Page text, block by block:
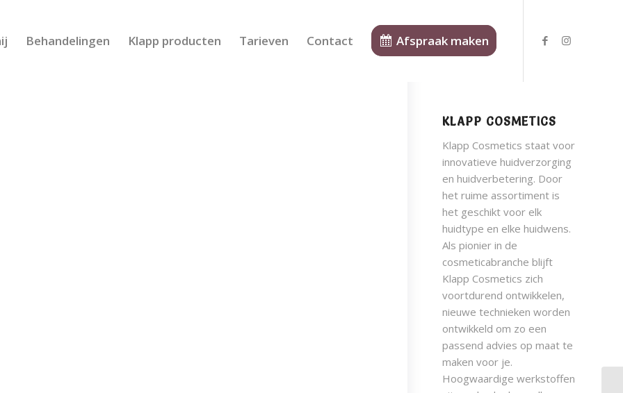
Behandelingen Klapp producten Tarieven Contact Afspraak maken
KLAPP COSMETICS
Klapp Cosmetics staat voor
innovatieve huidverzorging
en huidverbetering. Door
het ruime assortiment is
het geschikt voor elk
huidtype en elke huidwens.
Als pionier in de
cosmeticabranche blijft
Klapp Cosmetics zich
voortdurend ontwikkelen,
nieuwe technieken worden
ontwikkeld om zo een
passend advies op maat te
maken voor je.
Hoogwaardige werkstoffen